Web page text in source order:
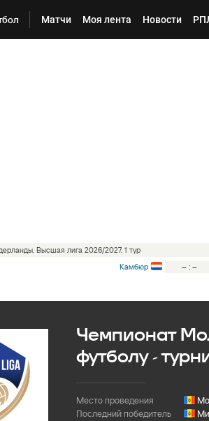
Матчи Моя лента Новости
Высшая лига 2026/2027. 1 тур
Камбюр – : –
Чемпионат
футболу -
Место проведения
Последний победитель